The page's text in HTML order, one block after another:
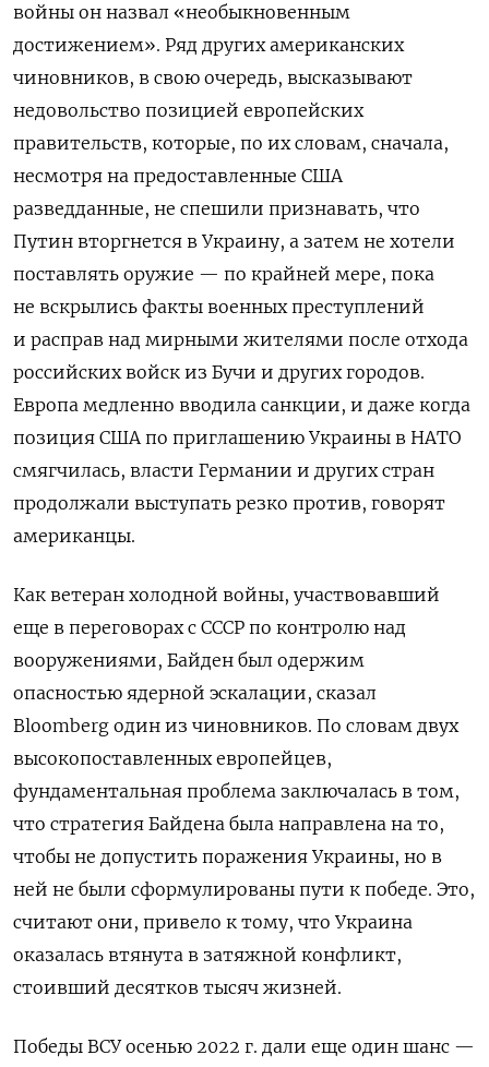
войны он назвал «необыкновенным
достижением». Ряд других американских
чиновников, в свою очередь, высказывают
недовольство позицией европейских
правительств, которые, по их словам, сначала,
несмотря на предоставленные США
разведданные, не спешили признавать, что
Путин вторгнется в Украину, а затем не хотели
поставлять оружие — по крайней мере, пока
не вскрылись факты военных преступлений
и расправ над мирными жителями после отхода
российских войск из Бучи и других городов.
Европа медленно вводила санкции, и даже когда
позиция США по приглашению Украины в НАТО
смягчилась, власти Германии и других стран
продолжали выступать резко против, говорят
американцы.
Как ветеран холодной войны, участвовавший
еще в переговорах с СССР по контролю над
вооружениями, Байден был одержим
опасностью ядерной эскалации, сказал
Bloomberg один из чиновников. По словам двух
высокопоставленных европейцев,
фундаментальная проблема заключалась в том,
что стратегия Байдена была направлена на то,
чтобы не допустить поражения Украины, но в
ней не были сформулированы пути к победе. Это,
считают они, привело к тому, что Украина
оказалась втянута в затяжной конфликт,
стоивший десятков тысяч жизней.
Победы ВСУ осенью 2022 г. дали еще один шанс —